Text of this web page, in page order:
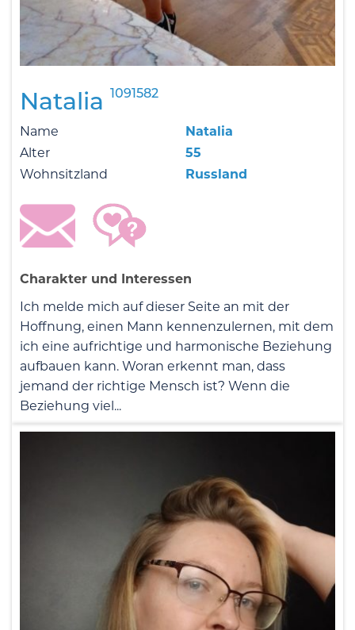
Natalia 1091582
Name
Natalia
Alter
55
Wohnsitzland
Russland
Charakter und Interessen
Ich melde mich auf dieser Seite an mit der
Hoffnung, einen Mann kennenzulernen, mit dem
ich eine aufrichtige und harmonische Beziehung
aufbauen kann. Woran erkennt man, dass
jemand der richtige Mensch ist? Wenn die
Beziehung viel...